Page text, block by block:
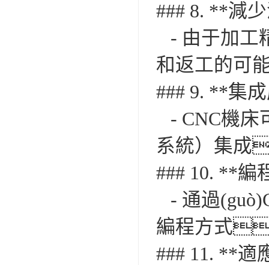
### 8. **減
- 由于加
和返工的
### 9. **集
- CNC機床
系統）集成
### 10. **編
- 通過
編程方式
### 11. **適